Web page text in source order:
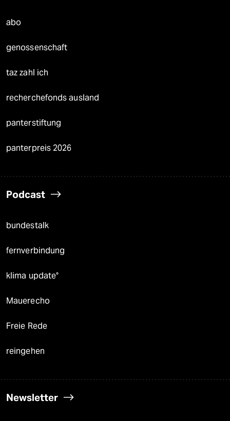
abo
genossenschaft
taz zahl ich
recherchefonds ausland
panterstiftung
panterpreis 2026
Podcast
bundestalk
fernverbindung
klima update°
Mauerecho
Freie Rede
reingehen
Newsletter